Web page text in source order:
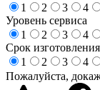
1
2 3 4
Уровень сервиса
1
2 3 4
Срок изготовления
1
2 3 4
Пожалуйста,